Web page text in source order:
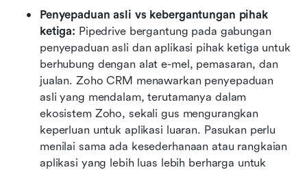
Penyepaduan asli vs kebergantungan pihak
ketiga: Pipedrive bergantung pada gabungan
penyepaduan asli dan aplikasi pihak ketiga untuk
berhubung dengan alat e-mel, pemasaran, dan
jualan. Zoho CRM menawarkan penyepaduan
asli yang mendalam, terutamanya dalam
ekosistem Zoho, sekali gus mengurangkan
keperluan untuk aplikasi luaran. Pasukan perlu
menilai sama ada kesederhanaan atau rangkaian
aplikasi yang lebih luas lebih berharga untuk